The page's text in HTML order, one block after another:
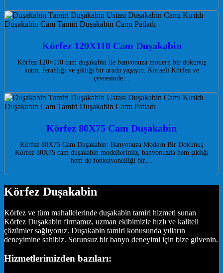
Körfez 120X110 Cam Duşakabin
Körfez 120×110 cam duşakabin ile banyonuza modern bir dokunuş
katın, ferahlığı ve şıklığı bir arada yaşayın. Kocaeli Körfez ve
çevresinde…
Körfez 80X75 Cam Duşakabin
Körfez 80X75 Cam Duşakabin: Banyonuza Modern Bir Dokunuş
Körfez 80X75 cam duşakabin modellerimiz, banyonuzda hem şıklığı
hem de fonksiyonelliği bir…
Körfez Duşakabin
Körfez ve tüm mahallelerinde duşakabin tamiri hizmeti sunan
Körfez Duşakabin firmamız, uzman ekibimizle hızlı ve kaliteli
çözümler sağlıyoruz. Duşakabin tamiri konusunda yılların
deneyimine sahibiz. Sorunsuz bir banyo deneyimi için bize güvenin.
Hizmetlerimizden bazıları: